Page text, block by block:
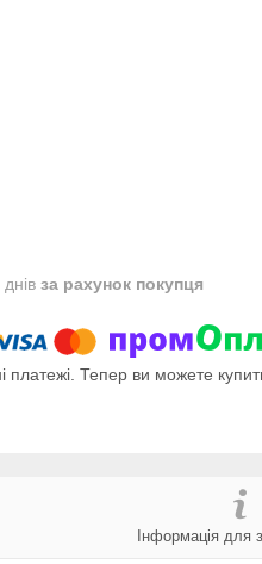
за рахунок покупця
платежі. Тепер ви можете
Інформація для